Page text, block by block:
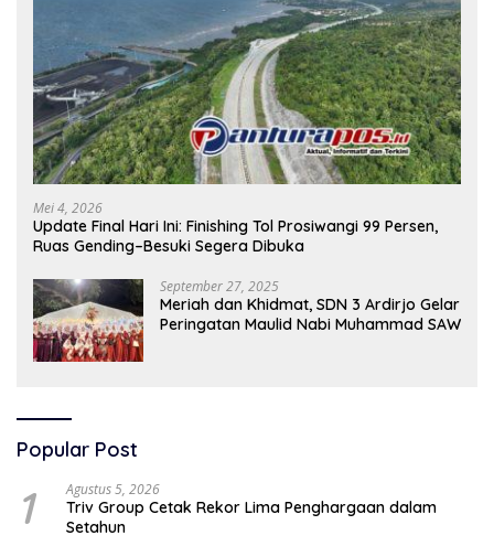
Mei 4, 2026
Update Final Hari Ini: Finishing Tol Prosiwangi 99 Persen,
Ruas Gending–Besuki Segera Dibuka
September 27, 2025
Meriah dan Khidmat, SDN 3 Ardirjo Gelar
Peringatan Maulid Nabi Muhammad SAW
Popular Post
1 Agustus 5, 2026
Triv Group Cetak Rekor Lima Penghargaan dalam
Setahun